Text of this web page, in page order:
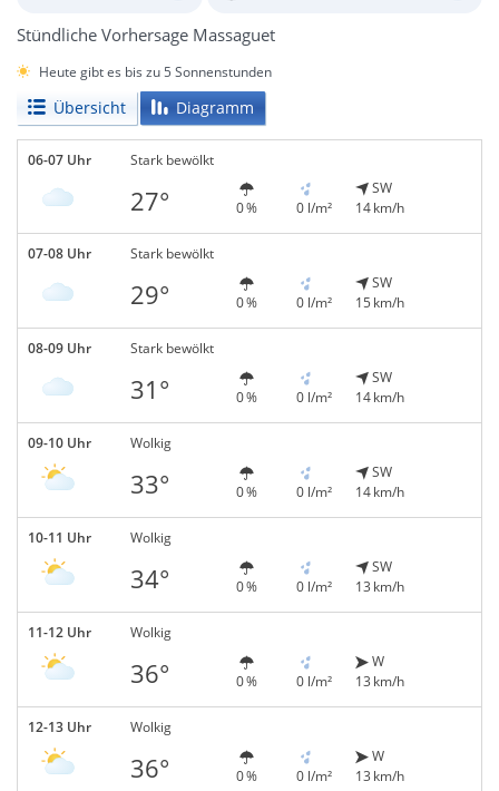
Stündliche Vorhersage Massaguet
Heute gibt es bis zu 5 Sonnenstunden
Übersicht Diagramm
06-07 Uhr Stark bewölkt
27° 0 % 0 l/m²
SW
14 km/h
07-08 Uhr Stark bewölkt
29° 0 % 0 l/m²
SW
15 km/h
08-09 Uhr Stark bewölkt
31° 0 % 0 l/m²
SW
14 km/h
09-10 Uhr Wolkig
33° 0 % 0 l/m²
SW
14 km/h
10-11 Uhr Wolkig
34° 0 % 0 l/m²
SW
13 km/h
11-12 Uhr Wolkig
36° 0 % 0 l/m²
W
13 km/h
12-13 Uhr Wolkig
36° 0 % 0 l/m²
W
13 km/h